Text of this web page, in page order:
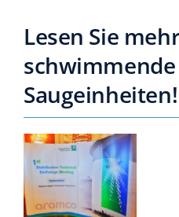
Lesen Sie
schwimmende
Saugeinheiten!